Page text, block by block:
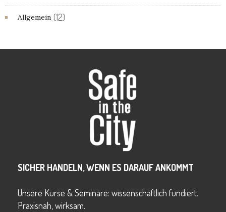
Allgemein (12)
SICHER HANDELN, WENN ES DARAUF ANKOMMT
Unsere Kurse & Seminare: wissenschaftlich fundiert.
Praxisnah, wirksam.